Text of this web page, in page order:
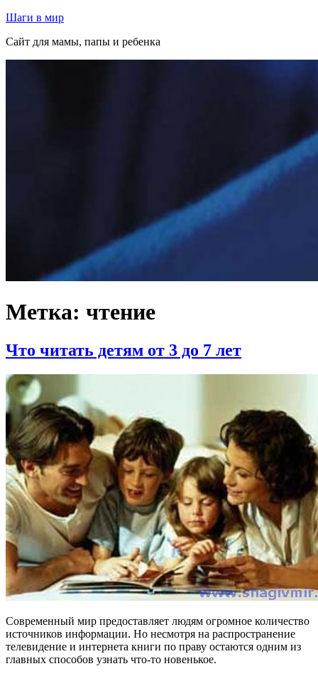
Перейти
содержимому
Шаги в мир
Сайт для мамы, папы и ребенка
Метка: чтение
Что читать детям от 3 до 7 лет
Современный мир предоставляет людям огромное количество
источников информации. Но несмотря на распространение
телевидение и интернета книги по праву остаются одним из
главных способов узнать что-то новенькое.